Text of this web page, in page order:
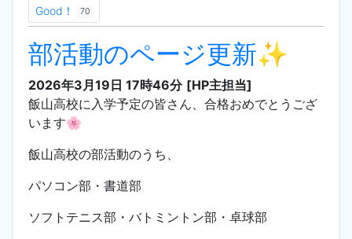
Good！ 70
部活動のページ更新✨
2026年3月19日 17時46分 [HP主担当]
飯山高校に入学予定の皆さん、合格おめでとうござ
います🌸
飯山高校の部活動のうち、
パソコン部・書道部
ソフトテニス部・バトミントン部・卓球部